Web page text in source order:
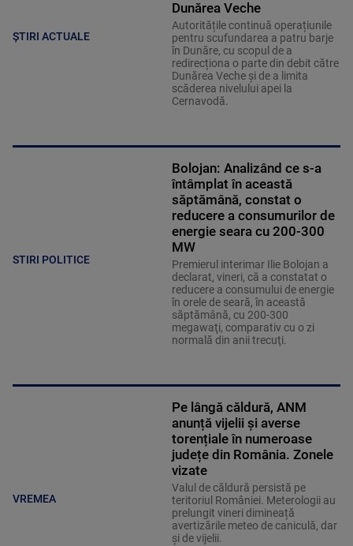
ȘTIRI ACTUALE
Dunărea Veche
Autoritățile continuă operațiunile
pentru scufundarea a patru barje
în Dunăre, cu scopul de a
redirecționa o parte din debit către
Dunărea Veche și de a limita
scăderea nivelului apei la
Cernavodă.
STIRI POLITICE
Bolojan: Analizând ce s-a
întâmplat în această
săptămână, constat o
reducere a consumurilor de
energie seara cu 200-300
MW
Premierul interimar Ilie Bolojan a
declarat, vineri, că a constatat o
reducere a consumului de energie
în orele de seară, în această
săptămână, cu 200-300
megawaţi, comparativ cu o zi
normală din anii trecuţi.
VREMEA
Pe lângă căldură, ANM
anunță vijelii și averse
torențiale în numeroase
județe din România. Zonele
vizate
Valul de căldură persistă pe
teritoriul României. Meterologii au
prelungit vineri dimineață
avertizările meteo de caniculă, dar
și de vijelii.